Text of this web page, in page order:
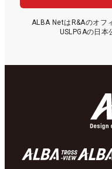
ALBA NetはR&Aのオフ
USLPGAの日本